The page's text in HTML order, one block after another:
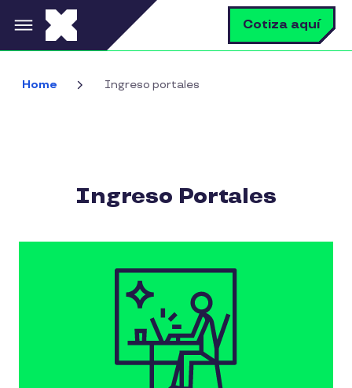
Pasar al contenido principal Cotiza aquí
Home Ingreso portales
Ingreso Portales